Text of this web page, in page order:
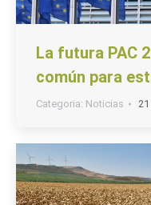
La futura PAC
común para
Categoria: Noticias